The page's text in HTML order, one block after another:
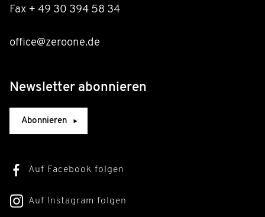
Fax + 49 30 394 58 34
office@zeroone.de
Newsletter abonnieren
Abonnieren
Auf Facebook folgen
Auf Instagram folgen